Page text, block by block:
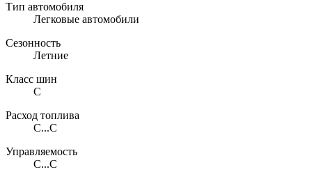
Тип автомобиля
Легковые автомобили
Сезонность
Летние
Класс шин
C
Расход топлива
C...C
Управляемость
C...C